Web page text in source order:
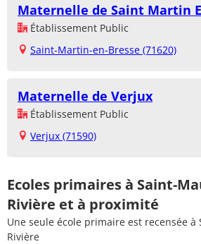
Maternelle de Saint Martin
Établissement Public
Saint-Martin-en-Bresse (71620)
Maternelle de Verjux
Établissement Public
Verjux (71590)
Ecoles primaires à Saint-
Rivière et à proximité
Une seule école primaire est recensée à
Rivière